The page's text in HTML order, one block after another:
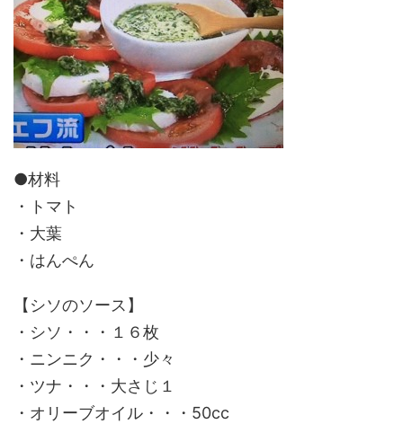
●材料
・トマト
・大葉
・はんぺん
【シソのソース】
・シソ・・・１６枚
・ニンニク・・・少々
・ツナ・・・大さじ１
・オリーブオイル・・・50cc